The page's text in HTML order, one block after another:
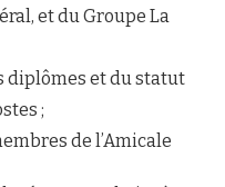
et du Groupe La
diplômes et du statut
;
de l’Amicale